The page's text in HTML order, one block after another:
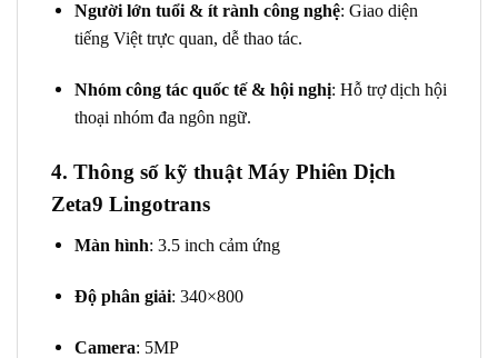
Người lớn tuổi & ít rành công nghệ: Giao diện
tiếng Việt trực quan, dễ thao tác.
Nhóm công tác quốc tế & hội nghị: Hỗ trợ dịch hội
thoại nhóm đa ngôn ngữ.
4. Thông số kỹ thuật Máy Phiên Dịch
Zeta9 Lingotrans
Màn hình: 3.5 inch cảm ứng
Độ phân giải: 340×800
Camera: 5MP